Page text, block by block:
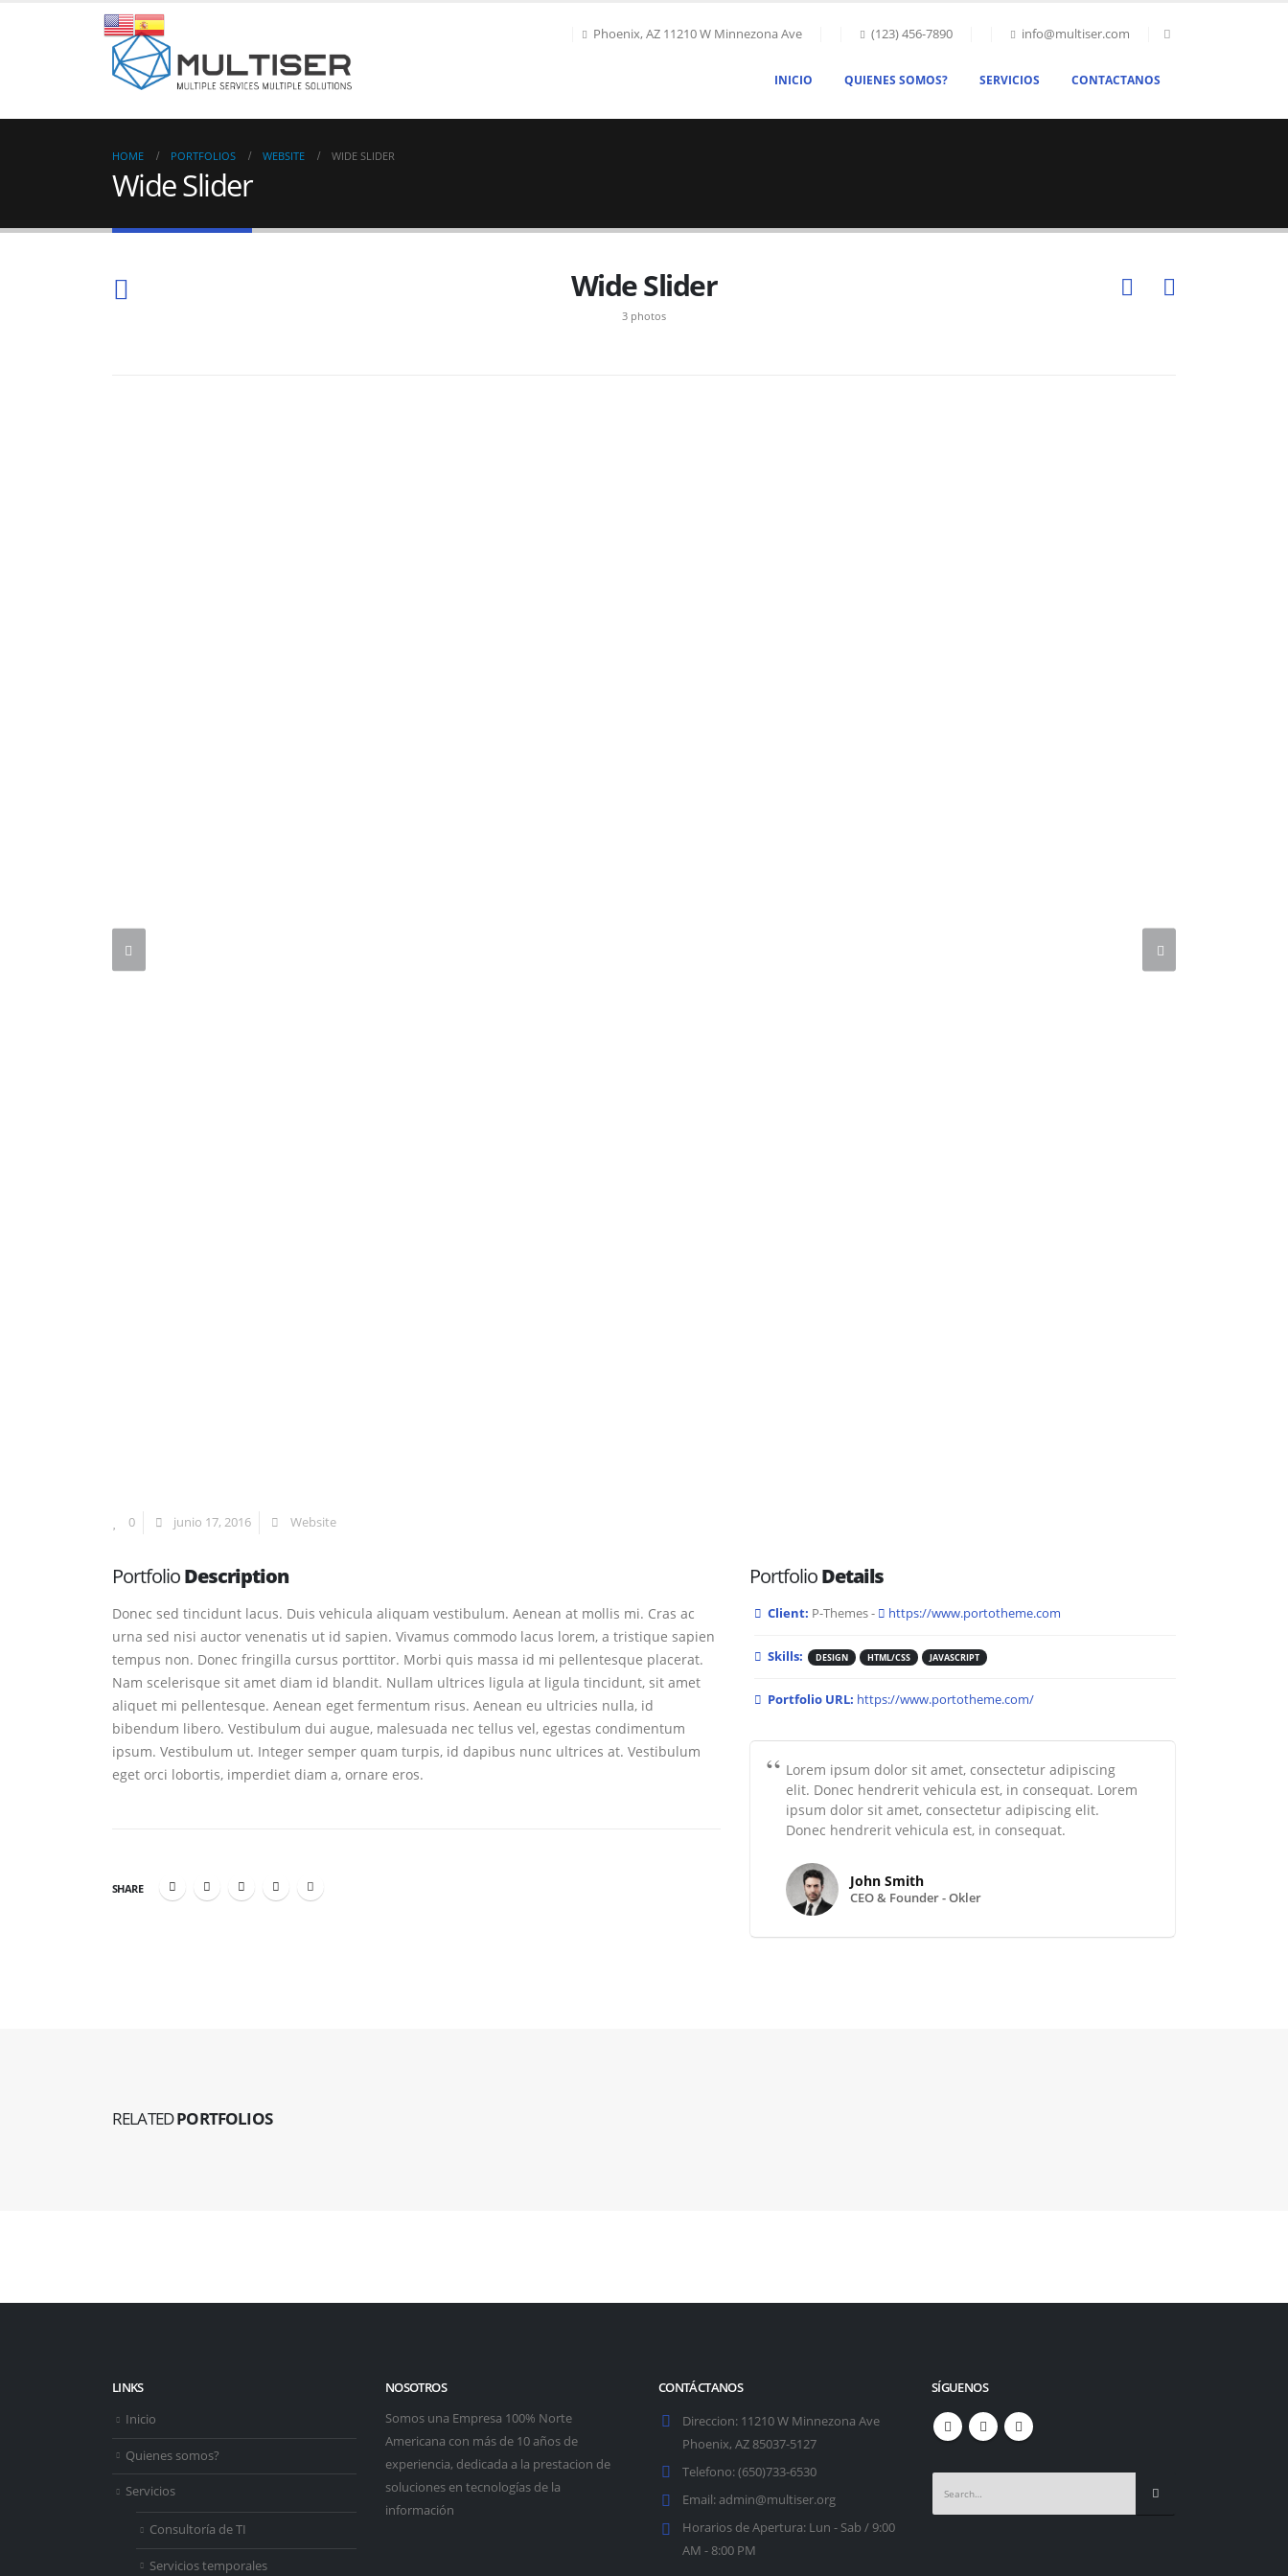
Phoenix, AZ 11210 W Minnezona Ave (123) 456-7890 info@multiser.com
INICIO QUIENES SOMOS? SERVICIOS CONTACTANOS
HOME PORTFOLIOS WEBSITE WIDE SLIDER
Wide Slider
Wide Slider
3 photos
0 junio 17, 2016 Website
PortfolioDescription
Donec sed tincidunt lacus. Duis vehicula aliquam vestibulum. Aenean at mollis mi. Cras ac
urna sed nisi auctor venenatis ut id sapien. Vivamus commodo lacus lorem, a tristique sapien
tempus non. Donec fringilla cursus porttitor. Morbi quis massa id mi pellentesque placerat.
Nam scelerisque sit amet diam id blandit. Nullam ultrices ligula at ligula tincidunt, sit amet
aliquet mi pellentesque. Aenean eget fermentum risus. Aenean eu ultricies nulla, id
bibendum libero. Vestibulum dui augue, malesuada nec tellus vel, egestas condimentum
ipsum. Vestibulum ut. Integer semper quam turpis, id dapibus nunc ultrices at. Vestibulum
eget orci lobortis, imperdiet diam a, ornare eros.
SHARE
PortfolioDetails
Client: P-Themes - https://www.portotheme.com
Skills: DESIGN HTML/CSS JAVASCRIPT
Portfolio URL: https://www.portotheme.com/
Lorem ipsum dolor sit amet, consectetur adipiscing
elit. Donec hendrerit vehicula est, in consequat. Lorem
ipsum dolor sit amet, consectetur adipiscing elit.
Donec hendrerit vehicula est, in consequat.
John Smith
CEO & Founder - Okler
RELATEDPORTFOLIOS
Porto Branding
LINKS
Inicio
Quienes somos?
Servicios
Consultoría de TI
Servicios temporales
NOSOTROS
Somos una Empresa 100% Norte
Americana con más de 10 años de
experiencia, dedicada a la prestacion de
soluciones en tecnologías de la
información
CONTÁCTANOS
Direccion: 11210 W Minnezona Ave
Phoenix, AZ 85037-5127
Telefono:(650)733-6530
Email:admin@multiser.org
Horarios de Apertura: Lun - Sab / 9:00
AM - 8:00 PM
SÍGUENOS